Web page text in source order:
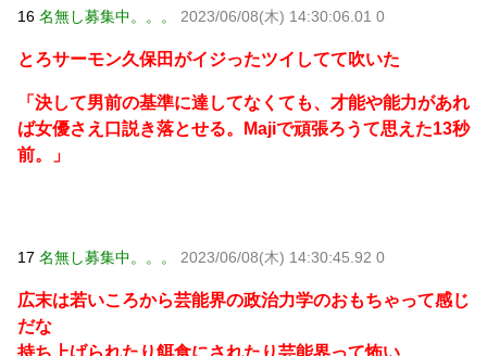
16 名無し募集中。。。 2023/06/08(木) 14:30:06.01 0
とろサーモン久保田がイジったツイしてて吹いた
「決して男前の基準に達してなくても、才能や能力があれ
ば女優さえ口説き落とせる。Majiで頑張ろうて思えた13秒
前。」
17 名無し募集中。。。 2023/06/08(木) 14:30:45.92 0
広末は若いころから芸能界の政治力学のおもちゃって感じ
だな
持ち上げられたり餌食にされたり芸能界って怖い